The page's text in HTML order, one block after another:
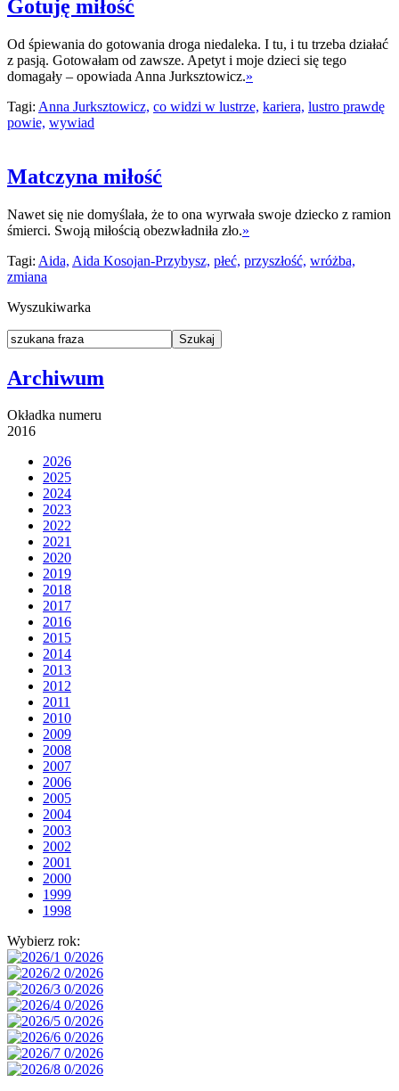
Gotuję miłość
Od śpiewania do gotowania droga niedaleka. I tu, i tu trzeba działać
z pasją. Gotowałam od zawsze. Apetyt i moje dzieci się tego
domagały – opowiada Anna Jurksztowicz.»
Tagi: Anna Jurksztowicz, co widzi w lustrze, kariera, lustro prawdę
powie, wywiad
Matczyna miłość
Nawet się nie domyślała, że to ona wyrwała swoje dziecko z ramion
śmierci. Swoją miłością obezwładniła zło.»
Tagi: Aida, Aida Kosojan-Przybysz, płeć, przyszłość, wróżba,
zmiana
Wyszukiwarka
Archiwum
Okładka numeru
2016
2026
2025
2024
2023
2022
2021
2020
2019
2018
2017
2016
2015
2014
2013
2012
2011
2010
2009
2008
2007
2006
2005
2004
2003
2002
2001
2000
1999
1998
Wybierz rok: